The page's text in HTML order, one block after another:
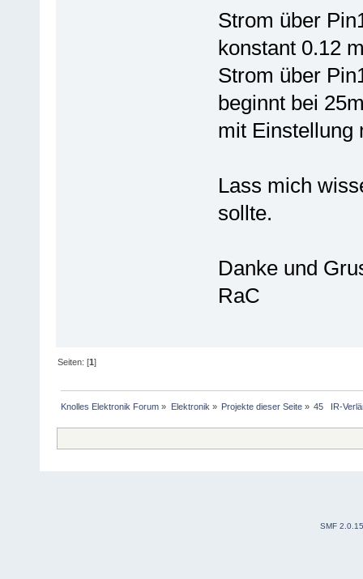
Strom über
konstant 0.12
Strom über
beginnt bei
mit Einstellung
Lass mich
sollte.
Danke und
RaC
Seiten: [1]
Knolles Elektronik Forum » Elektronik » Projekte dieser Seite» 45   IR-
SMF 2.0.15